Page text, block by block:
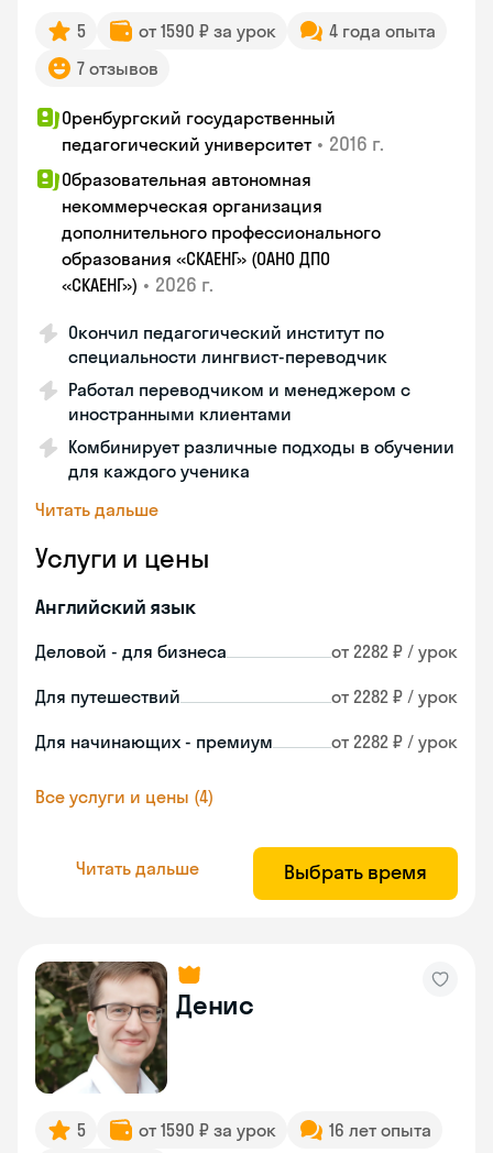
5 от 1590 ₽ за урок
4 года опыта
7 отзывов
Оренбургский государственный
педагогический университет • 2016 г.
Образовательная автономная
некоммерческая организация
дополнительного профессионального
образования «СКАЕНГ» (ОАНО ДПО
«СКАЕНГ») • 2026 г.
Окончил педагогический институт по
специальности лингвист-переводчик
Работал переводчиком и менеджером с
иностранными клиентами
Комбинирует различные подходы в обучении
для каждого ученика
Читать дальше
Услуги и цены
Английский язык
Деловой - для бизнеса от 2282 ₽ / урок
Для путешествий от 2282 ₽ / урок
Для начинающих - премиум от 2282 ₽ / урок
Все услуги и цены (4)
Читать дальше Выбрать время
Денис
5 от 1590 ₽ за урок
16 лет опыта